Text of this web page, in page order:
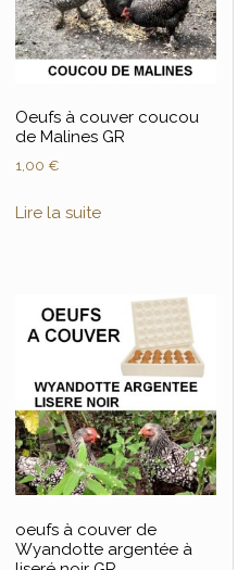
Oeufs à couver coucou
de Malines GR
1,00 €
Lire la suite
oeufs à couver de
Wyandotte argentée à